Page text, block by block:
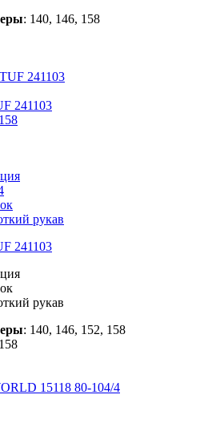
: 140, 146, 158
241103
рукав
241103
рукав
: 140, 146, 152, 158